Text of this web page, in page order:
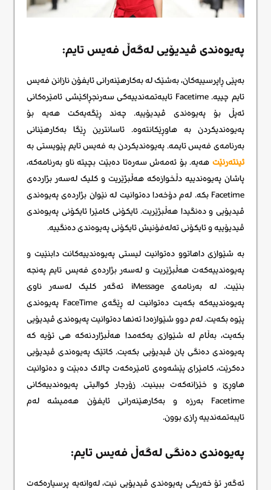
پەیوەندی ڤیدیۆیی لەگەڵ فەیس تایم:
بەپێی ڕاپرسییەکان، بەشێک لە بەکارهێنەرانی ئایفۆن نازانن فەیس
تایم چییە. Facetime تایبەتمەندییەکی سەرنجڕاکێشی ئامێرەکانی
ئەپڵ بۆ پەیوەندی ڤیدیۆییه. چەند ڕێگەیەکت هەیە بۆ
پەیوەندیکردن بە هاوڕێکانتەوە. ئاسانترین ڕێگا بەکارهێنانی
بەرنامەی فەیس تایمە. پەیوەندیکردن بە فەیس تایم پێویستی بە
ئینتەرنێت هەیە. بۆ ئەمەش سەرەتا دەبێت بچیتە ناو بەرنامەکە،
پاشان پەیوەندییە دڵخوازەکە هەڵبژێریت و کلیک لەسەر بژاردەی
Facetime بکە. لەم دۆخەدا دەتوانیت لە نێوان بژاردەی پەیوەندی
ڤیدیۆیی و دەنگیدا هەڵبژێریت. ئایکۆنی کامێرا ئایکۆنی پەیوەندی
ڤیدیۆییە و ئایکۆنی تەلەفۆنیش ئایکۆنی پەیوەندی دەنگییە.
بە شێوازی داهاتوو دەتوانیت لیستی پەیوەندییەکانت دابنێیت و
پەیوەندییەکەت هەڵبژێریت و لەسەر بژاردەی فەیس تایم پەنجە
بنێیت. لە بەرنامەی iMessage ئەگەر کلیک لەسەر ناوی
پەیوەندییەکە بکەیت دەتوانیت لە ڕێگەی FaceTime پەیوەندی
پێوە بکەیت. لەم دوو شێوازەدا تەنها دەتوانیت پەیوەندی ڤیدیۆیی
بکەیت، بەڵام لە شێوازی یەکەمدا هەڵبژاردنەکە هی تۆیە کە
پەیوەندی دەنگی یان ڤیدیۆیی بکەیت. کاتێک پەیوەندی ڤیدیۆیی
دەکرێت، کامێرای پێشەوەی ئامێرەکەت چالاک دەبێت و دەتوانیت
هاوڕێ و خێزانەکەت ببینیت. زۆرجار کوالیتی پەیوەندییەکانی
Facetime بەرزە و بەکارهێنەرانی ئایفۆن هەمیشە لەم
تایبەتمەندییە ڕازی بوون.
پەیوەندی دەنگی لەگەڵ فەیس تایم:
ئەگەر تۆ خەریکی پەیوەندی ڤیدیۆیی نیت، لەوانەیە پرسیارەکەت